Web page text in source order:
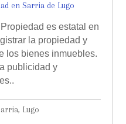
en Sarria de Lugo
es estatal en
la propiedad y
los bienes inmuebles.
publicidad y
Lugo